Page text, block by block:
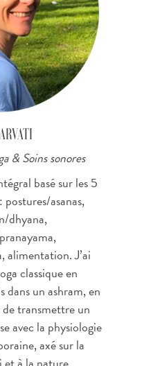
& Soins sonores
basé sur les 5
postures/asanas,
dhyana,
alimentation. J’ai
classique en
dans un ashram, en
transmettre un
avec la physiologie
axé sur la